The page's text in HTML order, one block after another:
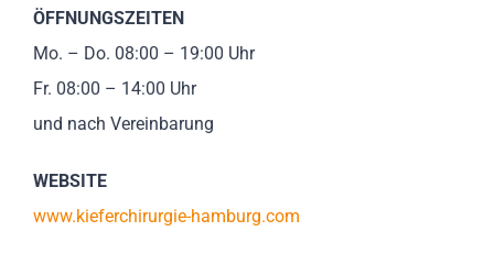
ÖFFNUNGSZEITEN
Mo. – Do. 08:00 – 19:00 Uhr
Fr. 08:00 – 14:00 Uhr
und nach Vereinbarung
WEBSITE
www.kieferchirurgie-hamburg.com